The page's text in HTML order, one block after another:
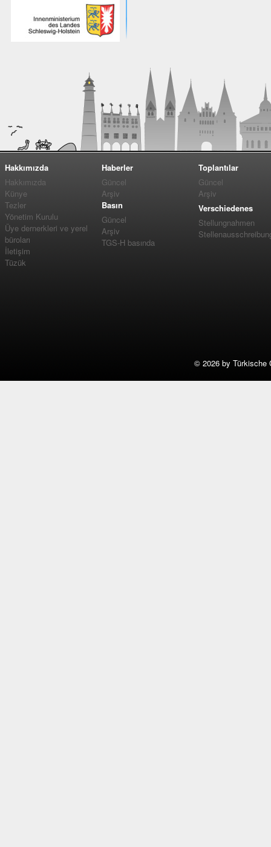
Hakkımızda
Hakkımızda
Künye
Tezler
Yönetim Kurulu
Üye dernerkleri ve yerel
büroları
İletişim
Tüzük
Haberler
Güncel
Arşiv
Basın
Güncel
Arşiv
TGS-H basında
Toplantılar
Güncel
Arşiv
Verschiedenes
Stellungnahmen
© 2026 by Türkische